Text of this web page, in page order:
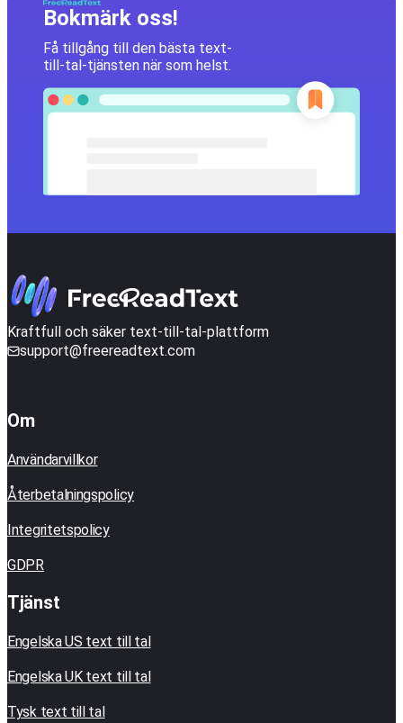
Bokmärk oss!
Få tillgång till den bästa text-
till-tal-tjänsten när som helst.
Kraftfull och säker text-till-tal-plattform
support@freereadtext.com
Om
Användarvillkor
Återbetalningspolicy
Integritetspolicy
GDPR
Tjänst
Engelska US text till tal
Engelska UK text till tal
Tysk text till tal